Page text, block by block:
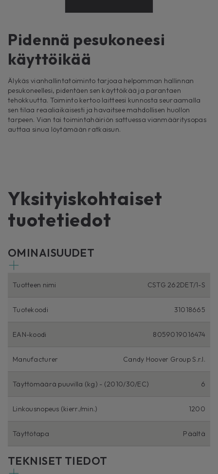
Pidennä pesukoneesi
käyttöikää
Älykäs vianhallintatoiminto tarjoaa helpomman hallinnan
pesukoneellesi, pidentäen sen käyttöikää ja parantaen
tehokkuutta. Toiminto kertoo laitteesi kunnosta seuraamalla
sen tilaa reaaliaikaisesti ja havaitsee mahdollisen huollon
tarpeen. Vian tai toimintahäiriön sattuessa vianmääritysopas
auttaa sinua löytämään ratkaisun.
Yksityiskohtaiset
tuotetiedot
OMINAISUUDET
Tuotteen nimi CSTG 262DET/1-S
Tuotekoodi 31018665
EAN-koodi 8059019016474
Manufacturer Candy Hoover Group S.r.l.
Täyttömäärä puuvilla (kg) - (2010/30/EC) 6
Linkousnopeus (kierr./min.) 1200
Täyttötapa Päältä
TEKNISET TIEDOT